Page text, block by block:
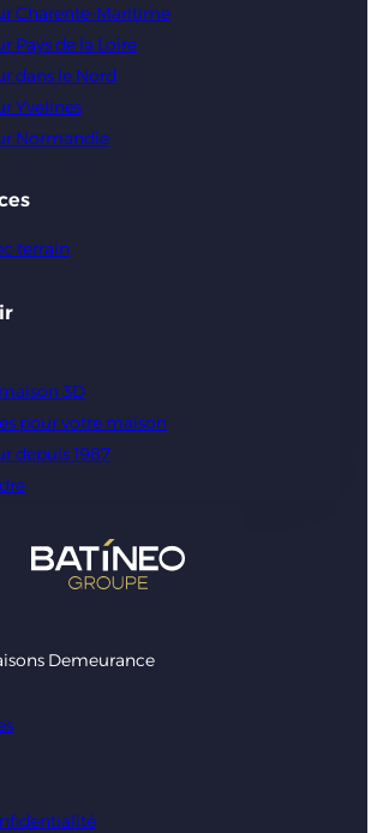
Charente-Maritime
Pays de la Loire
dans le Nord
Yvelines
Normandie
terrain
3D
pour votre maison
depuis 1987
Demeurance